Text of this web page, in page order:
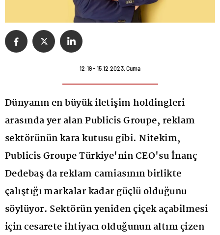
12:19 - 15.12.2023, Cuma
Dünyanın en büyük iletişim holdingleri
arasında yer alan Publicis Groupe, reklam
sektörünün kara kutusu gibi. Nitekim,
Publicis Groupe Türkiye'nin CEO'su İnanç
Dedebaş da reklam camiasının birlikte
çalıştığı markalar kadar güçlü olduğunu
söylüyor. Sektörün yeniden çiçek açabilmesi
için cesarete ihtiyacı olduğunun altını çizen